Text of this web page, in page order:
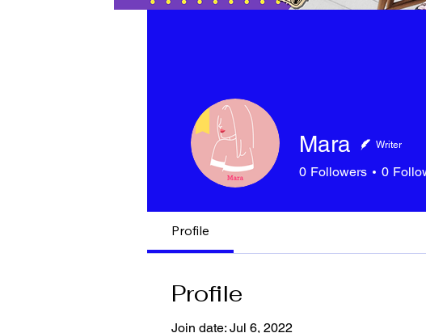
Mara Writer
0 Followers 0
Profile
Profile
Join date: Jul 6, 2022